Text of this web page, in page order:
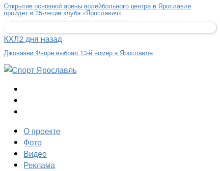
Открытие основной арены волейбольного центра в Ярославле
пройдет в 35-летие клуба «Ярославич»
КХЛ2 дня назад
Джованни Фьоре выбрал 13-й номер в Ярославле
О проекте
Фото
Видео
Реклама